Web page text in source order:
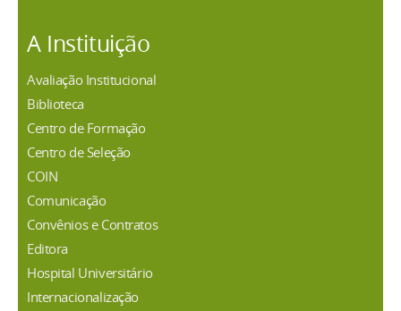
A Instituição
Avaliação Institucional
Biblioteca
Centro de Formação
Centro de Seleção
COIN
Comunicação
Convênios e Contratos
Editora
Hospital Universitário
Internacionalização